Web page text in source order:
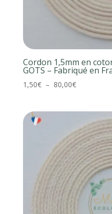
Cordon 1,5mm en
GOTS – Fabriqué en
1,50€ – 80,00€Plage
à
80,00€